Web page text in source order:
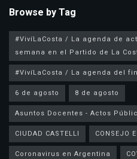
Browse by Tag
#VivíLaCosta / La agenda de
semana en el Partido de La
#VivíLaCosta / La agenda del
6 de agosto
8 de agosto
Asuntos Docentes - Actos
CIUDAD CASTELLI
CONSEJO
Coronavirus en Argentina